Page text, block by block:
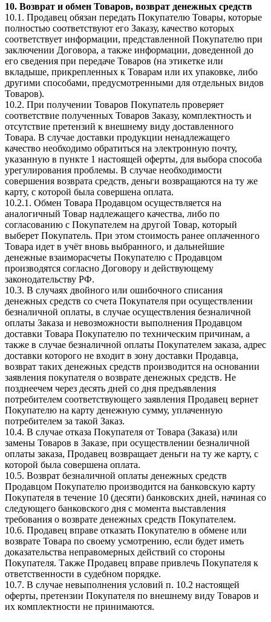
10. Возврат и обмен Товаров, возврат денежных средств
10.1. Продавец обязан передать Покупателю Товары, которые
полностью соответствуют его Заказу, качество которых
соответствует информации, представленной Покупателю при
заключении Договора, а также информации, доведенной до
его сведения при передаче Товаров (на этикетке или
вкладыше, прикрепленных к Товарам или их упаковке, либо
другими способами, предусмотренными для отдельных видов
Товаров).
10.2. При получении Товаров Покупатель проверяет
соответствие полученных Товаров Заказу, комплектность и
отсутствие претензий к внешнему виду доставленного
Товара. В случае доставки продукции ненадлежащего
качество необходимо обратиться на электронную почту,
указанную в пункте 1 настоящей оферты, для выбора способа
урегулирования проблемы. В случае необходимости
совершения возврата средств, деньги возвращаются на ту же
карту, с которой была совершена оплата.
10.2.1. Обмен Товара Продавцом осуществляется на
аналогичный Товар надлежащего качества, либо по
согласованию с Покупателем на другой Товар, который
выберет Покупатель. При этом стоимость ранее оплаченного
Товара идет в учёт вновь выбранного, и дальнейшие
денежные взаиморасчеты Покупателю с Продавцом
производятся согласно Договору и действующему
законодательству РФ.
10.3. В случаях двойного или ошибочного списания
денежных средств со счета Покупателя при осуществлении
безналичной оплаты, в случае осуществления безналичной
оплаты Заказа и невозможности выполнения Продавцом
доставки Товара Покупателю по техническим причинам, а
также в случае безналичной оплаты Покупателем заказа, адрес
доставки которого не входит в зону доставки Продавца,
возврат таких денежных средств производится на основании
заявления покупателя о возврате денежных средств. Не
позднеечем через десять дней со дня предъявления
потребителем соответствующего заявления Продавец вернет
Покупателю на карту денежную сумму, уплаченную
потребителем за такой Заказ.
10.4. В случае отказа Покупателя от Товара (Заказа) или
замены Товаров в Заказе, при осуществлении безналичной
оплаты заказа, Продавец возвращает деньги на ту же карту, с
которой была совершена оплата.
10.5. Возврат безналичной оплаты денежных средств
Продавцом Покупателю производится на банковскую карту
Покупателя в течение 10 (десяти) банковских дней, начиная со
следующего банковского дня с момента выставления
требования о возврате денежных средств Покупателем.
10.6. Продавец вправе отказать Покупателю в обмене или
возврате Товара по своему усмотрению, если будет иметь
доказательства неправомерных действий со стороны
Покупателя. Также Продавец вправе привлечь Покупателя к
ответственности в судебном порядке.
10.7. В случае невыполнения условий п. 10.2 настоящей
оферты, претензии Покупателя по внешнему виду Товаров и
их комплектности не принимаются.